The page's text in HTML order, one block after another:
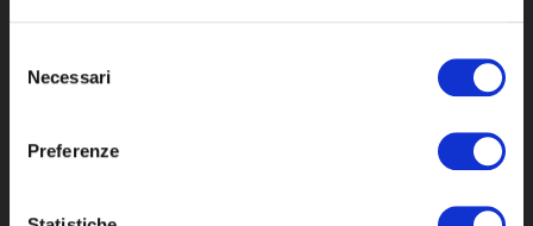
delNecessari
Preferenze